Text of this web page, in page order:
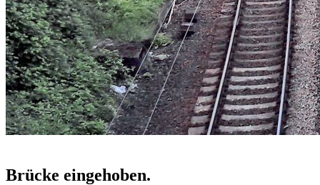
Brücke eingehoben.